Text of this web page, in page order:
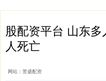
股配资平台 山东
人死亡
网站：景盛配资